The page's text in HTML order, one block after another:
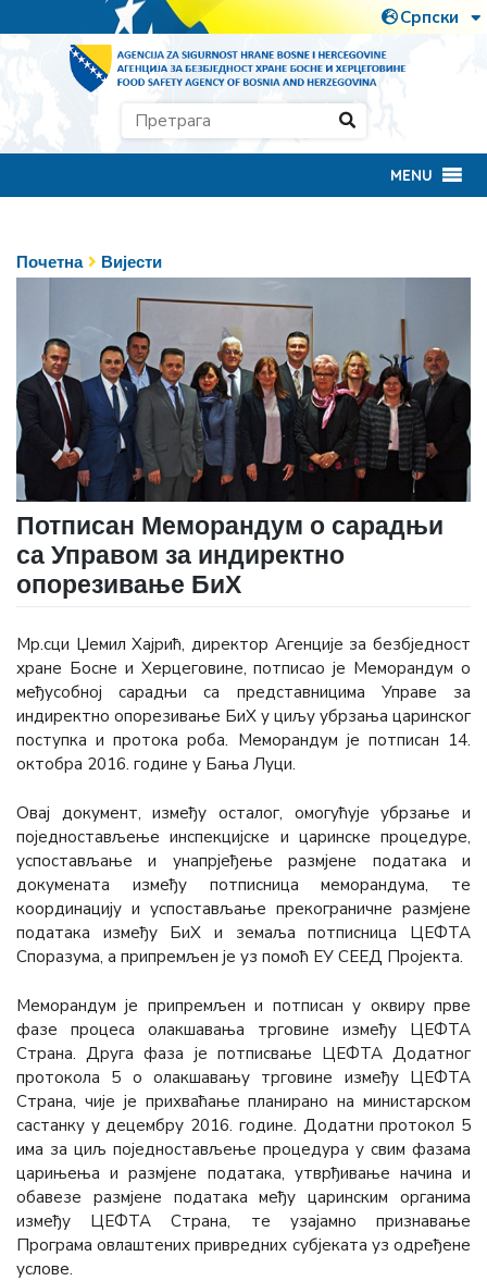
MENU
Почетна Вијести
Потписан Меморандум о сарадњи
са Управом за индиректно
опорезивање БиХ
Мр.сци Џемил Хајрић, директор Агенције за безбједност
хране Босне и Херцеговине, потписао је Меморандум о
међусобној сарадњи са представницима Управе за
индиректно опорезивање БиХ у циљу убрзања царинског
поступка и протока роба. Меморандум је потписан 14.
октобра 2016. године у Бања Луци.
Овај документ, између осталог, омогућује убрзање и
поједностављење инспекцијске и царинске процедуре,
успостављање и унапрјеђење размјене података и
докумената између потписница меморандума, те
координацију и успостављање прекограничне размјене
података између БиХ и земаља потписница ЦЕФТА
Споразума, а припремљен је уз помоћ ЕУ СЕЕД Пројекта.
Меморандум је припремљен и потписан у оквиру прве
фазе процеса олакшавања трговине између ЦЕФТА
Страна. Друга фаза је потписвање ЦЕФТА Додатног
протокола 5 о олакшавању трговине између ЦЕФТА
Страна, чије је прихваћање планирано на министарском
састанку у децембру 2016. године. Додатни протокол 5
има за циљ поједностављење процедура у свим фазама
царињења и размјене података, утврђивање начина и
обавезе размјене података међу царинским органима
између ЦЕФТА Страна, те узајамно признавање
Програма овлаштених привредних субјеката уз одређене
услове.